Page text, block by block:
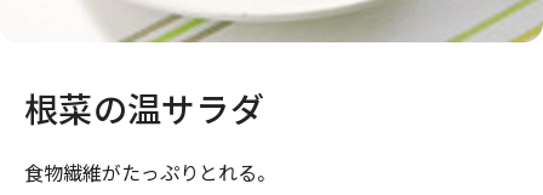
根菜の温サラダ
食物繊維がたっぷりとれる。